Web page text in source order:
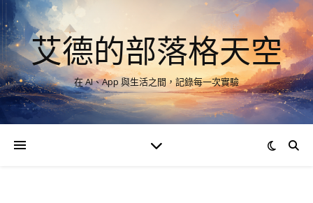
艾德的部落格天空
在 AI、App 與生活之間，記錄每一次實驗